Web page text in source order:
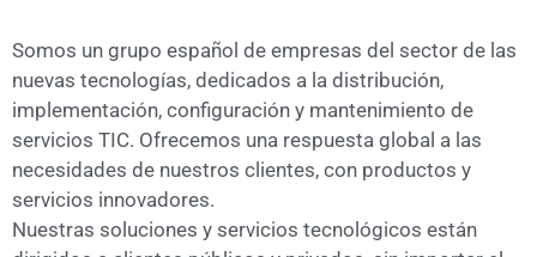
Somos un grupo español de empresas del sector de las
nuevas tecnologías, dedicados a la distribución,
implementación, configuración y mantenimiento de
servicios TIC. Ofrecemos una respuesta global a las
necesidades de nuestros clientes, con productos y
servicios innovadores.
Nuestras soluciones y servicios tecnológicos están